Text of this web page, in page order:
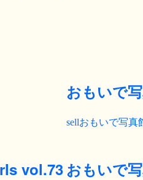
vol.73
おもいで
おもいで写真
おもいで